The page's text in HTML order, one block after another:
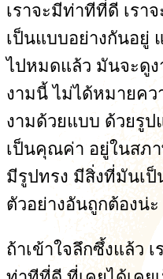
เราจะมีท่าทีที่ดี เรา
เป็นแบบอย่างกันอยู่
ไปหมดแล้ว มันจะดูง
งามนี้ ไม่ได้หมายคว
งามด้วยแบบ ด้วยรู
เป็นคุณค่า อยู่ในสภ
มีรูปทรง มีสิ่งที่มันเ
ตัวอย่างอันถูกต้องน่ะ
ถ้าเข้าใจลึกซึ้งแล้ว